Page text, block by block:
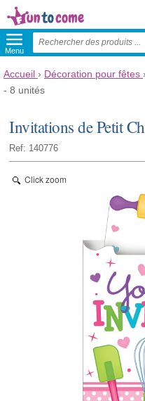
Menu
Accueil › Décoration pour fêtes ›
- 8 unités
Invitations de Petit
Ref: 140776
Click zoom